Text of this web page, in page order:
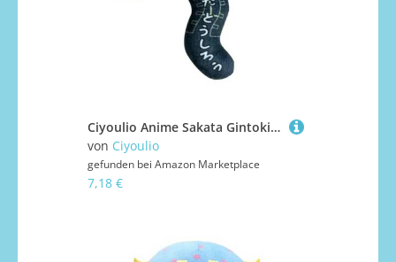
Ciyoulio Anime Sakata Gintoki Plüschfigur, Kagura, weiche Stofffigur, Katsura Kotarou, lustige Cartoon-Figur, Anime-Plüsch-Anhänger, Charm, Rucksack, Ornamente, Geschenke, 10 cm
von Ciyoulio
gefunden bei Amazon Marketplace
7,18 €